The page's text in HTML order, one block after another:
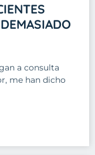
a consulta
me han dicho